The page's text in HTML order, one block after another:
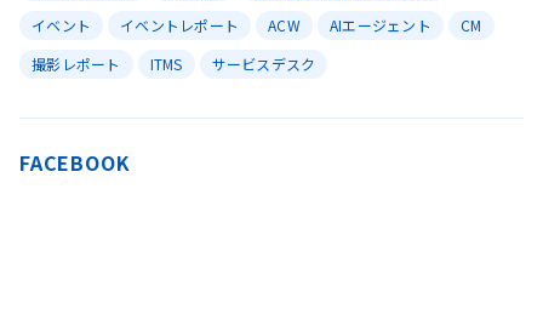
イベント
イベントレポート ACW AIエージェント
CM
撮影レポート
ITMS サービスデスク
FACEBOOK